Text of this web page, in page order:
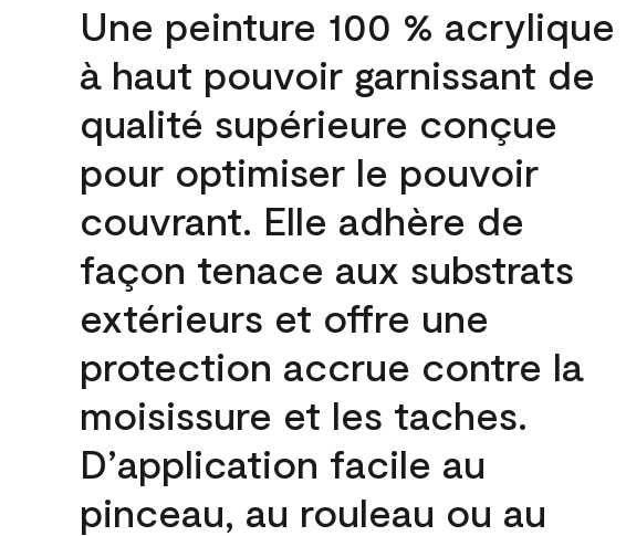
Une peinture 100 % acrylique
à haut pouvoir garnissant de
qualité supérieure conçue
pour optimiser le pouvoir
couvrant. Elle adhère de
façon tenace aux substrats
extérieurs et offre une
protection accrue contre la
moisissure et les taches.
D’application facile au
pinceau, au rouleau ou au